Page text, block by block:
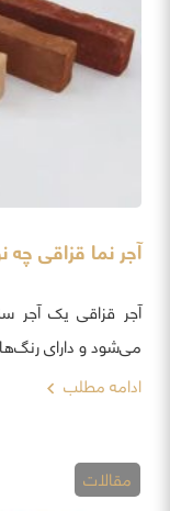
آجر نما قزاقی
آجر قزاقی یک آجر
می‌شود و دارای
ادامه مطلب
مقالات